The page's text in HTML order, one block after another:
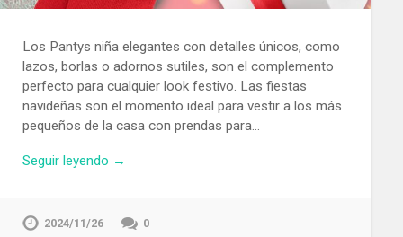
Los Pantys niña elegantes con detalles únicos, como
lazos, borlas o adornos sutiles, son el complemento
perfecto para cualquier look festivo. Las fiestas
navideñas son el momento ideal para vestir a los más
pequeños de la casa con prendas para…
Seguir leyendo →
2024/11/26 0